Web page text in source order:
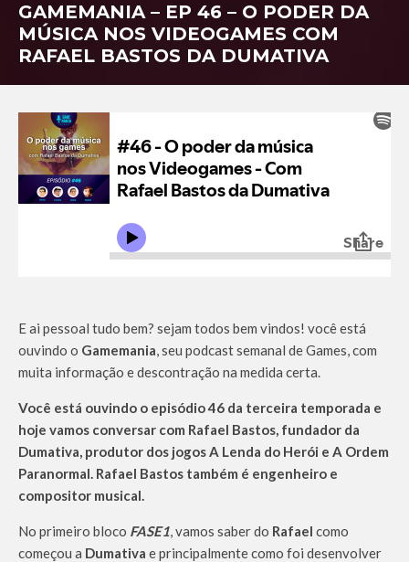
GAMEMANIA – EP 46 – O PODER DA
MÚSICA NOS VIDEOGAMES COM
RAFAEL BASTOS DA DUMATIVA
E ai pessoal tudo bem? sejam todos bem vindos! você está
ouvindo o Gamemania, seu podcast semanal de Games, com
muita informação e descontração na medida certa.
Você está ouvindo o episódio 46 da terceira temporada e
hoje vamos conversar com Rafael Bastos, fundador da
Dumativa, produtor dos jogos A Lenda do Herói e A Ordem
Paranormal. Rafael Bastos também é engenheiro e
compositor musical.
No primeiro bloco FASE1, vamos saber do Rafael como
começou a Dumativa e principalmente como foi desenvolver